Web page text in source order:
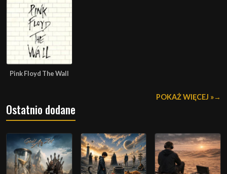
Pink Floyd The Wall
POKAŻ WIĘCEJ »
Ostatnio dodane